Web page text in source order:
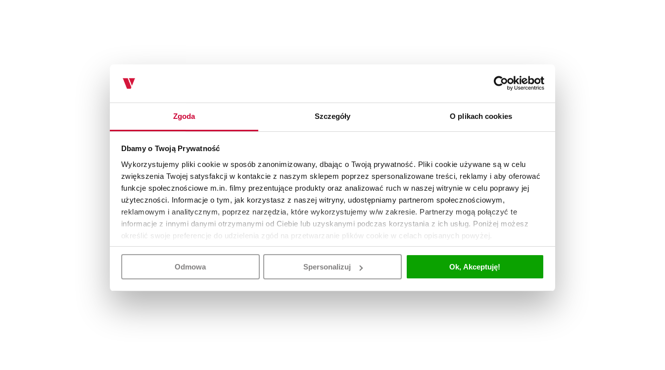
Zgoda Szczegóły O plikach cookies
Dbamy o Twoją Prywatność
Wykorzystujemy pliki cookie w sposób zanonimizowany, dbając o Twoją prywatność. Pliki cookie używane są w celu
zwiększenia Twojej satysfakcji w kontakcie z naszym sklepem poprzez spersonalizowane treści, reklamy i aby oferować
funkcje społecznościowe m.in. filmy prezentujące produkty oraz analizować ruch w naszej witrynie w celu poprawy jej
użyteczności. Informacje o tym, jak korzystasz z naszej witryny, udostępniamy partnerom społecznościowym,
reklamowym i analitycznym, poprzez narzędzia, które wykorzystujemy w/w zakresie. Partnerzy mogą połączyć te
informacje z innymi danymi otrzymanymi od Ciebie lub uzyskanymi podczas korzystania z ich usług. Poniżej możesz
określić swoje preferencje do udzielenia zgód na przetwarzanie plików cookie w celach opisanych powyżej.
Odmowa Spersonalizuj Ok, Akceptuję!